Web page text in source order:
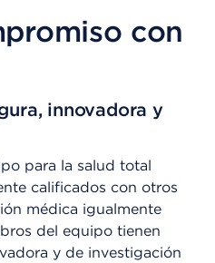
u
a
o
d
D
i
á
con
innovadora y
para la salud total
calificados con otros
médica igualmente
del equipo tienen
y de investigación